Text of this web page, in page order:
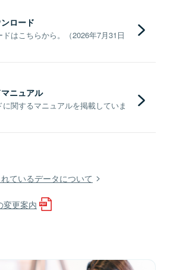
ロード
はこちらから。（2026年7月31日
ニュアル
関するマニュアルを掲載していま
ているデータについて
変更案内